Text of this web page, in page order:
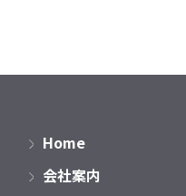
Home
会社案内